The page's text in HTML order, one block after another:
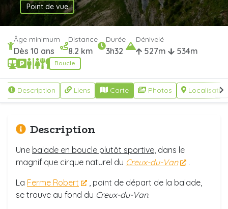
Point de vue
Âge minimum
Dès 10 ans
Distance
8.2 km
Durée
3h32
Dénivelé
527m 534m
Boucle
Description Liens Carte Photos
Description
Une balade en boucle plutôt sportive , dans le
magnifique cirque naturel du Creux-du-Van
.
La Ferme Robert
, point de départ de la balade,
se trouve au fond du Creux-du-Van.